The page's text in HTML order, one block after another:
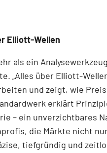
Elliott-Wellen
als ein
„Alles über Elliott-
und zeigt, wie
erklärt
– ein unverzichtbares
die Märkte nicht
tiefgründig und